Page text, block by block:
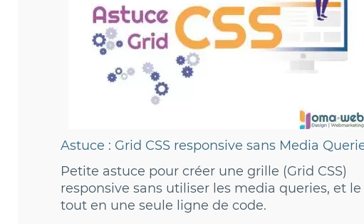
Astuce : Grid CSS responsive sans Media
Petite astuce pour créer une grille (Grid CSS)
responsive sans utiliser les media queries, et le
tout en une seule ligne de code.